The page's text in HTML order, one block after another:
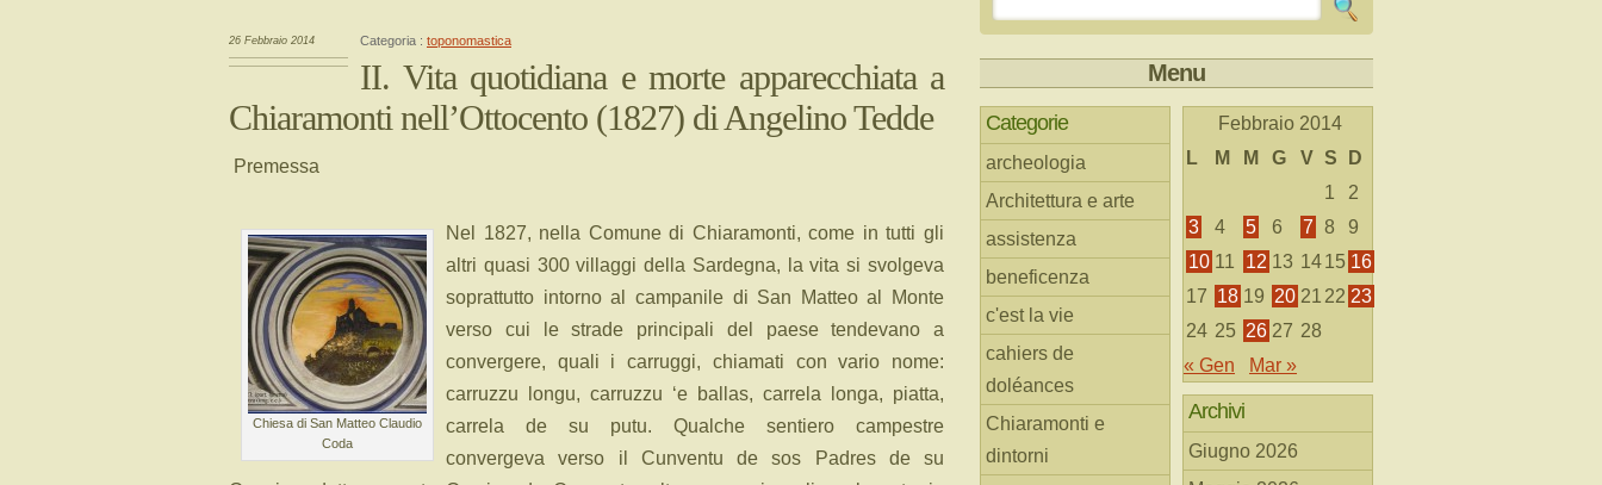
26 Febbraio 2014 Categoria : toponomastica
II. Vita quotidiana e morte apparecchiata a
Chiaramonti nell’Ottocento (1827) di Angelino Tedde
Premessa
Chiesa di San Matteo Claudio
Coda
Nel 1827, nella Comune di Chiaramonti, come in tutti gli
altri quasi 300 villaggi della Sardegna, la vita si svolgeva
soprattutto intorno al campanile di San Matteo al Monte
verso cui le strade principali del paese tendevano a
convergere, quali i carruggi, chiamati con vario nome:
carruzzu longu, carruzzu ‘e ballas, carrela longa, piatta,
carrela de su putu. Qualche sentiero campestre
convergeva verso il Cunventu de sos Padres de su
Menu
Categorie
archeologia
Architettura e arte
assistenza
beneficenza
c'est la vie
cahiers de
doléances
Chiaramonti e
dintorni
Febbraio 2014
L
M M G V S
D
1
2
3
4 5 6 7 8
9
10 11 12 13 1415 16
17 18 19 20 21 22 23
24 25 26 27 28
« Gen
Mar »
Archivi
Giugno 2026